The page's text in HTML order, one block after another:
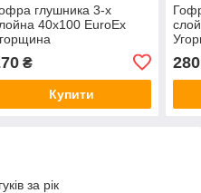
глушника 3-х
40x100 EuroEx
₴
Купити
280
за рік